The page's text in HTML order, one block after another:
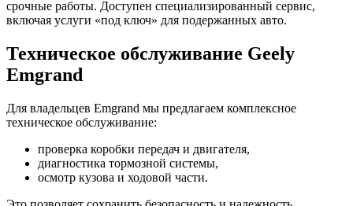
срочные работы. Доступен специализированный сервис,
включая услуги «под ключ» для подержанных авто.
Техническое обслуживание Geely
Emgrand
Для владельцев Emgrand мы предлагаем комплексное
техническое обслуживание:
проверка коробки передач и двигателя,
диагностика тормозной системы,
осмотр кузова и ходовой части.